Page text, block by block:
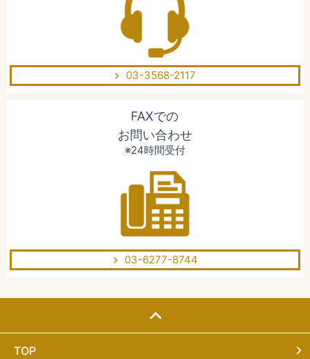
03-3568-2117
FAXでの
お問い合わせ
※24時間受付
03-6277-8744
TOP